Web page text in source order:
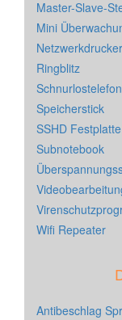
Master-Slave-
Mini
Netzwerkdrucker
Ringblitz
Schnurlostelefon
Speicherstick
SSHD Festplatte
Subnotebook
Wifi Repeater
Antibeschlag